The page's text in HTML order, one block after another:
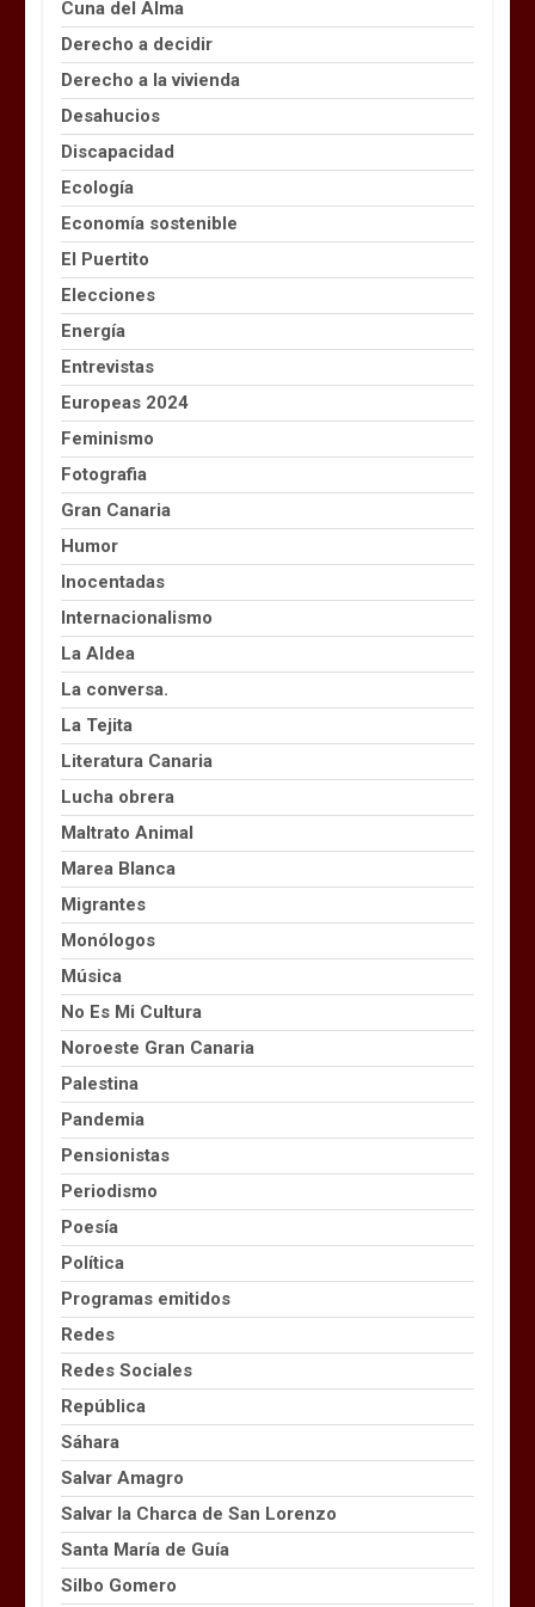
Cuna del Alma
Derecho a decidir
Derecho a la vivienda
Desahucios
Discapacidad
Ecología
Economía sostenible
El Puertito
Elecciones
Energía
Entrevistas
Europeas 2024
Feminismo
Fotografia
Gran Canaria
Humor
Inocentadas
Internacionalismo
La Aldea
La conversa.
La Tejita
Literatura Canaria
Lucha obrera
Maltrato Animal
Marea Blanca
Migrantes
Monólogos
Música
No Es Mi Cultura
Noroeste Gran Canaria
Palestina
Pandemia
Pensionistas
Periodismo
Poesía
Política
Programas emitidos
Redes
Redes Sociales
República
Sáhara
Salvar Amagro
Salvar la Charca de San Lorenzo
Santa María de Guía
Silbo Gomero